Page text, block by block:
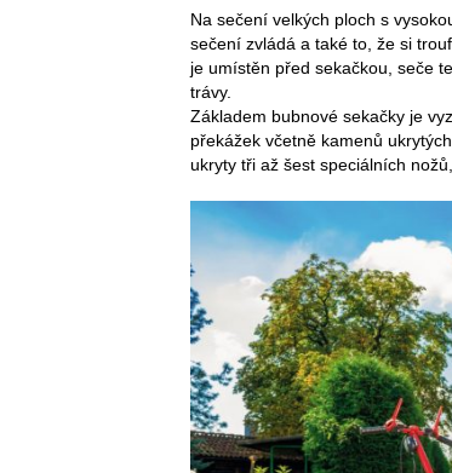
Na sečení velkých ploch s
sečení zvládá a také to, že si
je umístěn před sekačkou, seče
trávy.
Základem bubnové sekačky je
překážek včetně kamenů
ukryty tři až šest speciálních